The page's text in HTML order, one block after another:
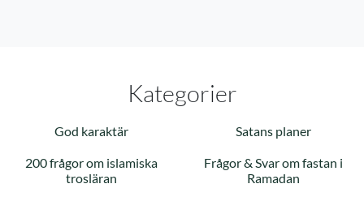
Kategorier
God karaktär Satans planer
200 frågor om islamiska
trosläran
Frågor & Svar om fastan i
Ramadan